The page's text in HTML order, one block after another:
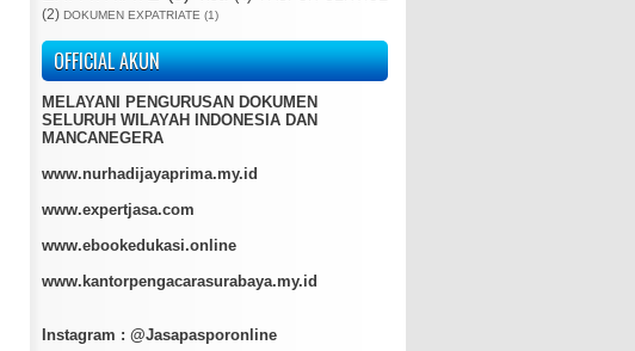
(2) DOKUMEN EXPATRIATE (1)
OFFICIAL AKUN
MELAYANI PENGURUSAN DOKUMEN
SELURUH WILAYAH INDONESIA DAN
MANCANEGERA
www.nurhadijayaprima.my.id
www.expertjasa.com
www.ebookedukasi.online
www.kantorpengacarasurabaya.my.id
Instagram : @Jasapasporonline